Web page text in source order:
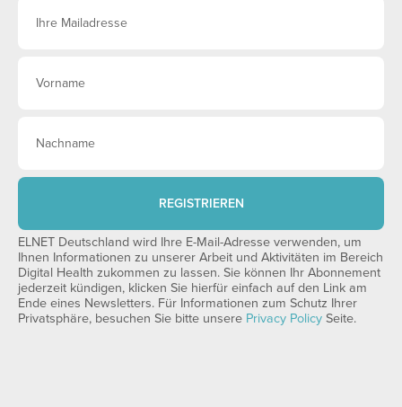
REGISTRIEREN
ELNET Deutschland wird Ihre E-Mail-Adresse verwenden, um
Ihnen Informationen zu unserer Arbeit und Aktivitäten im Bereich
Digital Health zukommen zu lassen. Sie können Ihr Abonnement
jederzeit kündigen, klicken Sie hierfür einfach auf den Link am
Ende eines Newsletters. Für Informationen zum Schutz Ihrer
Privatsphäre, besuchen Sie bitte unsere Privacy Policy Seite.